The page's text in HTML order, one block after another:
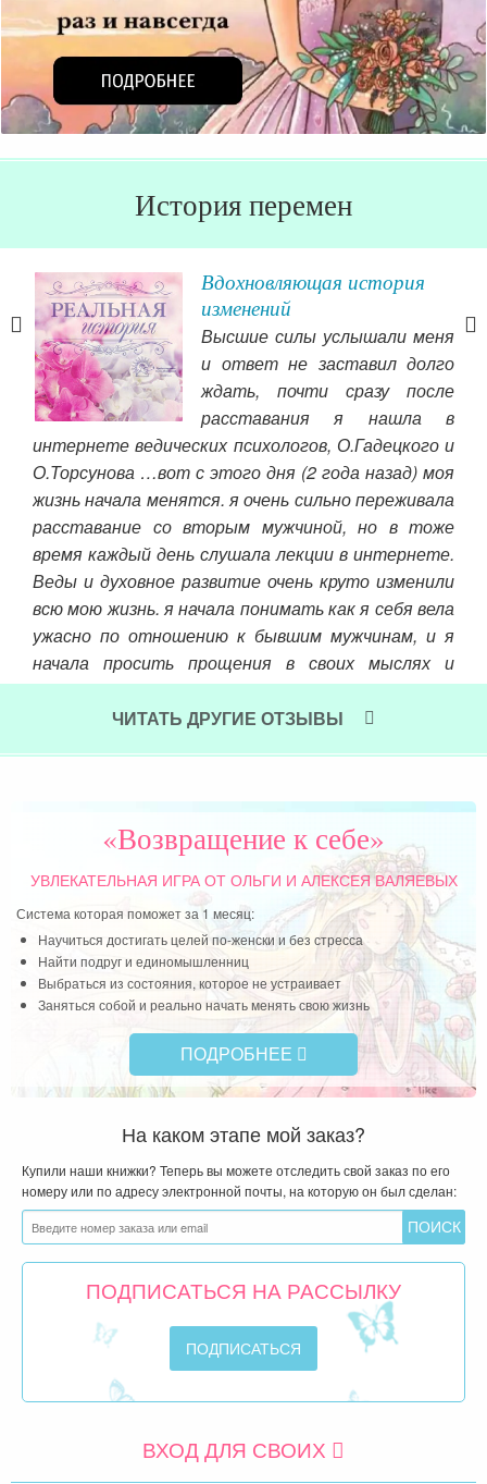
История перемен
к
Вдохновляющая история
изменений
Высшие силы услышали меня
и ответ не заставил долго
ждать, почти сразу после
расставания я нашла в
интернете ведических психологов, О.Гадецкого и
О.Торсунова …вот с этого дня (2 года назад) моя
жизнь начала менятся. я очень сильно переживала
расставание со вторым мужчиной, но в тоже
время каждый день слушала лекции в интернете.
Веды и духовное развитие очень круто изменили
всю мою жизнь. я начала понимать как я себя вела
ужасно по отношению к бывшим мужчинам, и я
начала просить прощения в своих мыслях и
раскаиватся перед Богом. я часто молилась и
Читать далее »
ЧИТАТЬ ДРУГИЕ ОТЗЫВЫ
«Возвращение к себе»
УВЛЕКАТЕЛЬНАЯ ИГРАОТ ОЛЬГИ И АЛЕКСЕЯ ВАЛЯЕВЫХ
Система которая поможет за 1 месяц:
Научиться достигать целей по-женски и без стресса
Найти подруг и единомышленниц
Выбраться из состояния, которое не устраивает
Заняться собой и реально начать менять свою жизнь
ПОДРОБНЕЕ
На каком этапе мой заказ?
Купили наши книжки? Теперь вы можете отследить свой заказ по его
номеру или по адресу электронной почты, на которую он был сделан:
ПОДПИСАТЬСЯ НА РАССЫЛКУ
ВХОД ДЛЯ СВОИХ